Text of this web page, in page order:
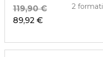
89,92 €
119,90 € 2 formati